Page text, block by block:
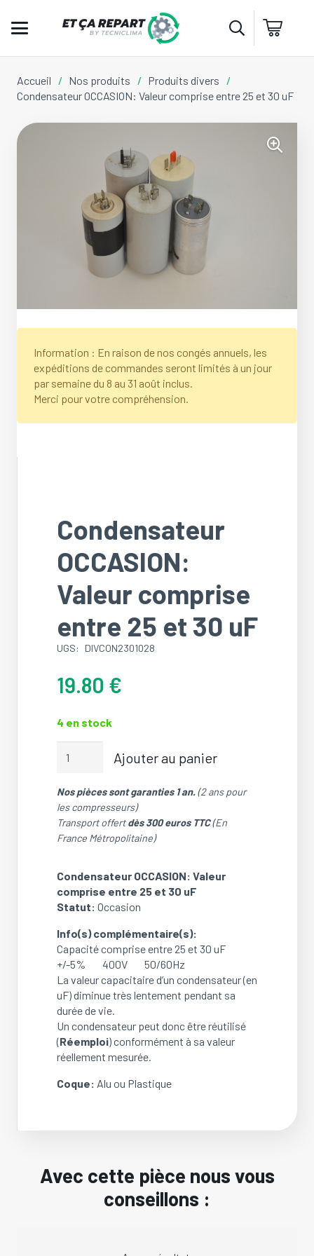
Accueil / Nos produits / Produits divers
/
Condensateur OCCASION: Valeur comprise entre 25 et 30 uF
Information : En raison de nos congés annuels, les
expéditions de commandes seront limités à un jour
par semaine du 8 au 31 août inclus.
Merci pour votre compréhension.
Condensateur
OCCASION:
Valeur comprise
entre 25 et 30 uF
UGS: DIVCON2301028
19.80 €
4 en stock
OCCASION:
Valeur
comprise
entre
et
30
uF
Ajouter au panier
Nos pièces sont garanties 1 an.(2 ans pour
les compresseurs)
Transport offertdès 300 euros TTC(En
France Métropolitaine)
Condensateur OCCASION: Valeur
comprise entre 25 et 30 uF
Statut: Occasion
Info(s) complémentaire(s):
Capacité comprise entre 25 et 30 uF
+/-5% 400V 50/60Hz
La valeur capacitaire d’un condensateur (en
uF) diminue très lentement pendant sa
durée de vie.
Un condensateur peut donc être réutilisé
(Réemploi) conformément à sa valeur
réellement mesurée.
Coque: Alu ou Plastique
Avec cette pièce nous vous
conseillons :